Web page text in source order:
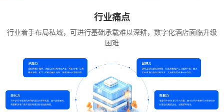
行业痛点
行业着手布局私域，可进行基础承载难以深耕，数字化酒店面临升级
困难